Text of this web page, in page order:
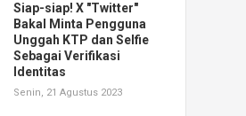
Siap-siap! X "Twitter"
Bakal Minta Pengguna
Unggah KTP dan Selfie
Sebagai Verifikasi
Identitas
Senin, 21 Agustus 2023